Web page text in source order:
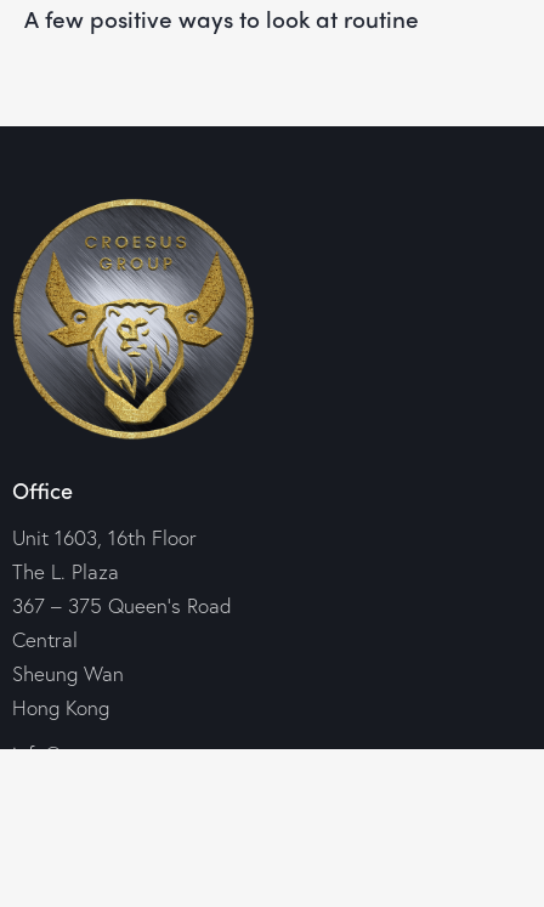
A few positive ways to look at routine
Office
Unit 1603, 16th Floor
The L. Plaza
367 – 375 Queen’s Road
Central
Sheung Wan
Hong Kong
info@croesus-group.com